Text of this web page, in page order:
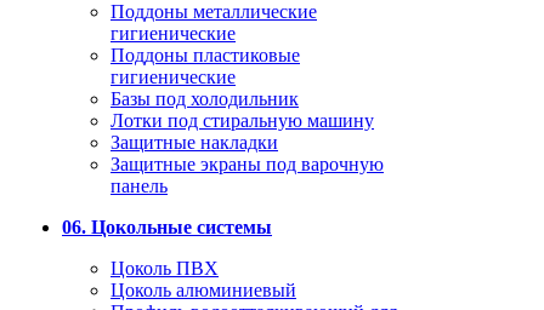
Поддоны металлические
гигиенические
Поддоны пластиковые
гигиенические
Базы под холодильник
Лотки под стиральную машину
Защитные накладки
Защитные экраны под варочную
панель
06. Цокольные системы
Цоколь ПВХ
Цоколь алюминиевый